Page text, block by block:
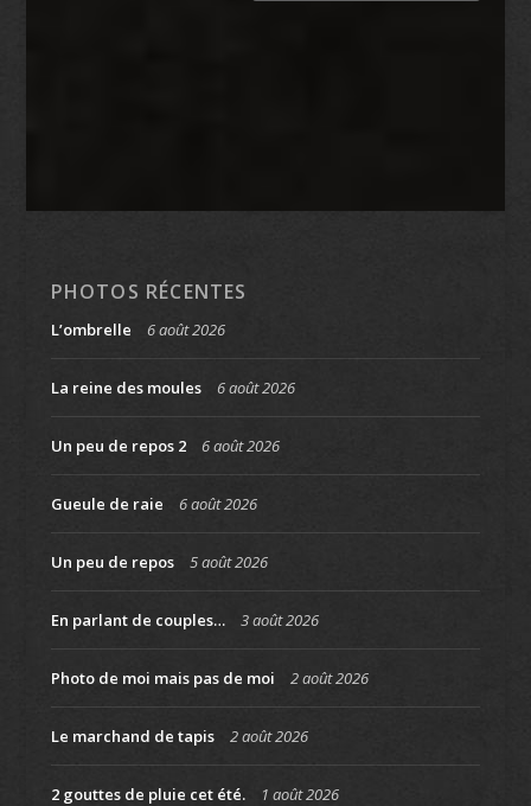
PHOTOS RÉCENTES
L’ombrelle 6 août 2026
La reine des moules 6 août 2026
Un peu de repos 2 6 août 2026
Gueule de raie 6 août 2026
Un peu de repos 5 août 2026
En parlant de couples… 3 août 2026
Photo de moi mais pas de moi 2 août 2026
Le marchand de tapis 2 août 2026
2 gouttes de pluie cet été. 1 août 2026